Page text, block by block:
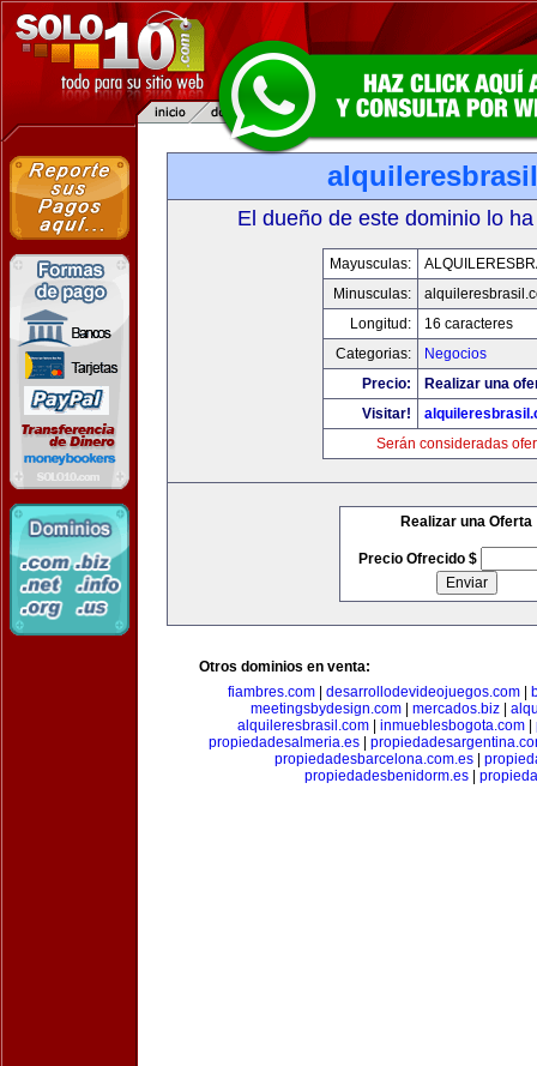
El dueño de este dominio lo
Mayusculas:
Minusculas:
Longitud:
16 caracteres
Categorias:
Negocios
Precio:
Realizar una
Visitar!
Serán consideradas
Realizar una Oferta
Precio Ofrecido $
Otros dominios en venta:
fiambres.com| desarrollodevideojuegos.com|
meetingsbydesign.com| mercados.biz|
alquileresbrasil.com| inmueblesbogota.com|
propiedadesalmeria.es
propiedadesbarcelona.com.es|
propiedadesbenidorm.es|